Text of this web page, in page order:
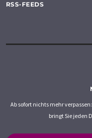
RSS-FEEDS
Ab sofort nichts mehr
bringt Sie jeden